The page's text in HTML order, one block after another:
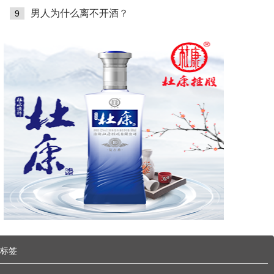
9 男人为什么离不开酒？
签